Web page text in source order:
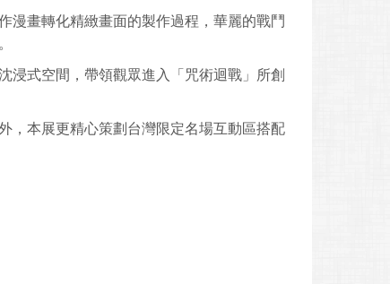
漫畫轉化精緻畫面的製作過程，華麗的戰鬥
浸式空間，帶領觀眾進入「咒術迴戰」所創
，本展更精心策劃台灣限定名場互動區搭配